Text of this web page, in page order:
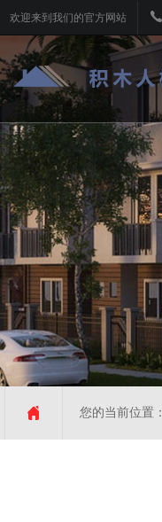
欢迎来到我们的官方网站
您的当前位置：